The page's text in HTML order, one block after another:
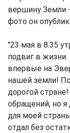
вершину Земли
фото он
"23 мая в 8.35
подвиг в
впервые на
нашей земли!
дорогой
обращений, но я
для моей
отдал без